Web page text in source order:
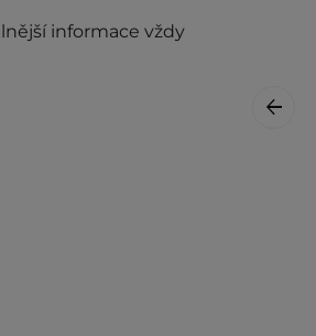
informace vždy